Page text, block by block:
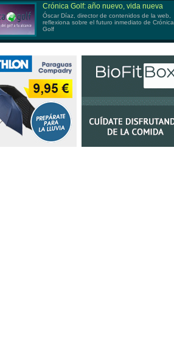
Crónica Golf: año nuevo, vida nueva
Óscar Díaz, director de contenidos de la web,
reflexiona sobre el futuro inmediato de Crónica
Golf